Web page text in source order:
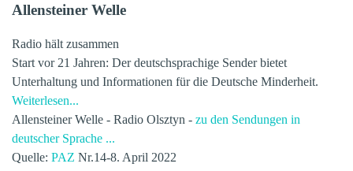
Allensteiner Welle
Radio hält zusammen
Start vor 21 Jahren: Der deutschsprachige Sender bietet
Unterhaltung und Informationen für die Deutsche Minderheit.
Weiterlesen...
Allensteiner Welle - Radio Olsztyn - zu den Sendungen in
deutscher Sprache ...
Quelle: PAZ Nr.14-8. April 2022